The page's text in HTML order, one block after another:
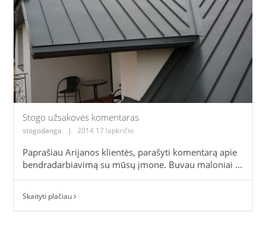
Stogo užsakovės komentaras
stogodanga | 2014 17 lapkričio
Paprašiau Arijanos klientės, parašyti komentarą apie
bendradarbiavimą su mūsų įmone. Buvau maloniai ...
Skaityti plačiau